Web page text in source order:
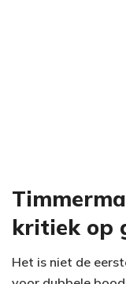
kritiek op
Het is niet de